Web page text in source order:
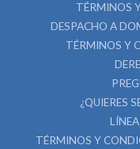
TÉRMINOS
DESPACHO A
TÉRMINOS Y
¿QUIERES
TÉRMINOS Y